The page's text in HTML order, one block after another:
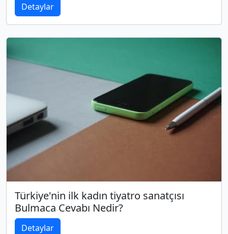
Detaylar
Türkiye'nin ilk kadın tiyatro sanatçısı
Bulmaca Cevabı Nedir?
Detaylar